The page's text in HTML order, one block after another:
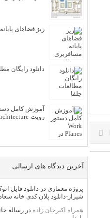
ریز فضاهای
دانلود رایگان
رویت-Revit Architecture
آخرین دیدگاه های ارسالی
پروژه معماری در دانلود فایل
شیراز-دانلود پلان کدی خانه
همراه اکبرخان زاده دررساله